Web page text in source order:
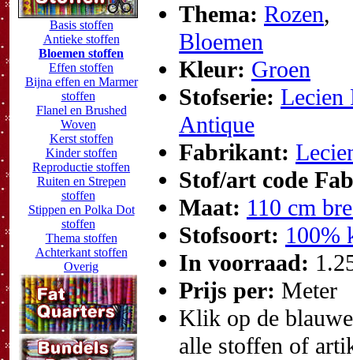
Basis stoffen
Antieke stoffen
Bloemen stoffen
Effen stoffen
Bijna effen en Marmer
stoffen
Flanel en Brushed
Woven
Kerst stoffen
Kinder stoffen
Reproductie stoffen
Ruiten en Strepen
stoffen
Stippen en Polka Dot
stoffen
Thema stoffen
Achterkant stoffen
Overig
Thema: Rozen,
Bloemen
Kleur: Groen
Stofserie: Lecien
Antique
Fabrikant:
Stof/art code
Maat: 110 cm
Stofsoort: 100%
In voorraad:
Prijs per: Meter
Klik op de
alle stoffen of